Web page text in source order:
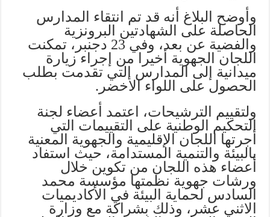
وأوضح البلاغ أنه قد تم انتقاء المدارس
الحاصلة على الشهادتين البرونزية
والفضية عن بعد، وفي 23 دجنبر، تمكنت
اللجان الجهوية أخيرا من إجراء زيارة
ميدانية إلى المدارس التي تقدمت بطلب
الحصول على اللواء الأخضر.
ولتقييم الترشيحات، اعتمد أعضاء لجنة
التحكيم الوطنية على التقييمات التي
أجرتها اللجان الإقليمية والجهوية المعنية
بالبيئة والتنمية المستدامة، حيث استفاد
أعضاء هذه اللجان من تكوين خلال
ورشات جهوية نظمتها مؤسسة محمد
السادس لحماية البيئة في الأكاديميات
الاثني عشر، وذلك بشراكة مع وزارة